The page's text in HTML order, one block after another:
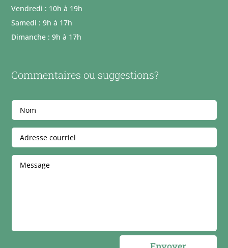
Vendredi : 10h à 19h
Samedi : 9h à 17h
Dimanche : 9h à 17h
Commentaires ou suggestions?